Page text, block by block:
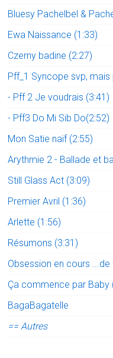
Bluesy Pachelbel &
Ewa Naissance (1:33)
Czerny badine (2:27)
Pff_1 Syncope svp,
- Pff 2 Je voudrais (3:41)
- Pff3 Do Mi Sib Do(2:52)
Mon Satie naïf (2:55)
Arythmie 2 - Ballade et
Still Glass Act (3:09)
Premier Avril (1:36)
Arlette (1:56)
Résumons (3:31)
Obsession en cours
Ça commence par Baby
BagaBagatelle
== Autres